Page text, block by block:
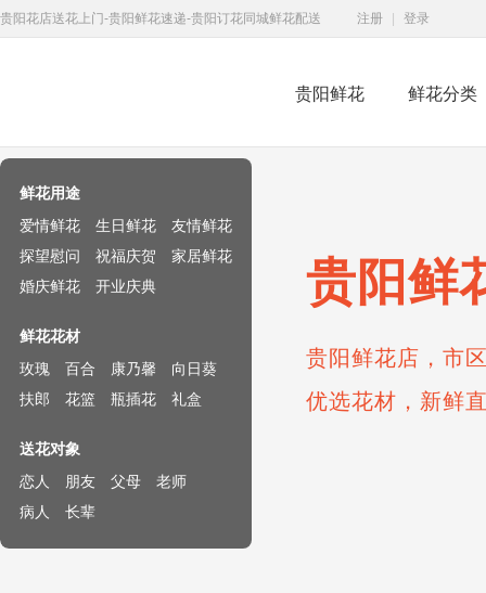
贵阳花店送花上门-贵阳鲜花速递-贵阳订花同城鲜花配送 注册 登录
贵阳鲜花 鲜花分类
贵阳鲜
贵阳鲜花店，市
优选花材，新鲜
鲜花用途
爱情鲜花
生日鲜花
友情鲜花
探望慰问
祝福庆贺
家居鲜花
婚庆鲜花
开业庆典
鲜花花材
玫瑰
百合 康乃馨
向日葵
扶郎
花篮 瓶插花 礼盒
送花对象
恋人
朋友 父母
老师
病人
长辈